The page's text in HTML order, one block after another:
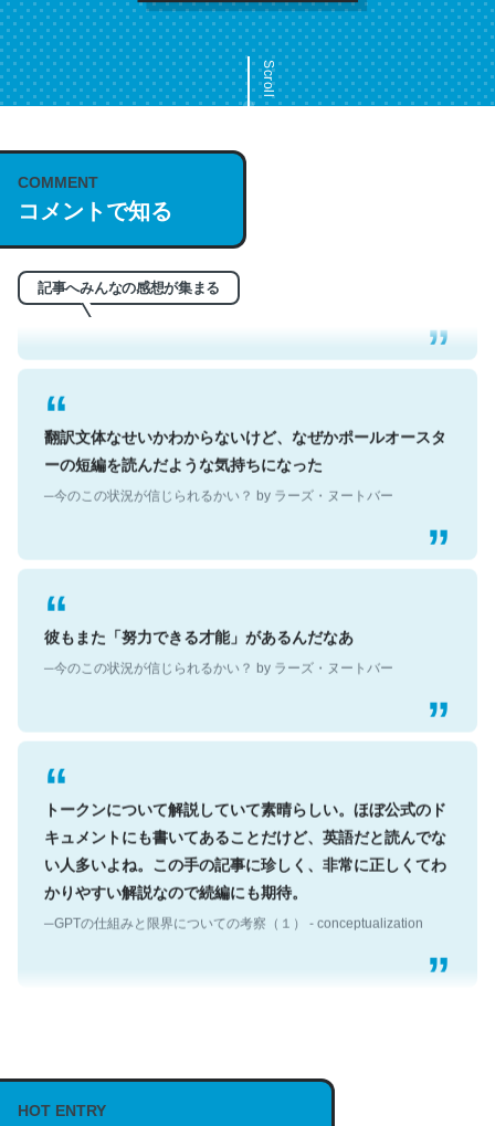
Scroll
COMMENT
コメントで知る
記事へみんなの感想が集まる
これは名文。彼はとてもクレバーなんだろうなと凄く思
う。英語少しでも読める人は原文もお勧め。自分はこの流
─今のこの状況が信じられるかい？ by ラーズ・ヌートバー
翻訳文体なせいかわからないけど、なぜかポールオースタ
ーの短編を読んだような気持ちになった
─今のこの状況が信じられるかい？ by ラーズ・ヌートバー
彼もまた「努力できる才能」があるんだなあ
─今のこの状況が信じられるかい？ by ラーズ・ヌートバー
トークンについて解説していて素晴らしい。ほぼ公式のド
キュメントにも書いてあることだけど、英語だと読んでな
い人多いよね。この手の記事に珍しく、非常に正しくてわ
かりやすい解説なので続編にも期待。
─GPTの仕組みと限界についての考察（１） - conceptualization
説してる記事が少ないので貴重な良記事。/続編来た
https://isobe324649.hatenablog.com/entry/2023/03/27
HOT ENTRY